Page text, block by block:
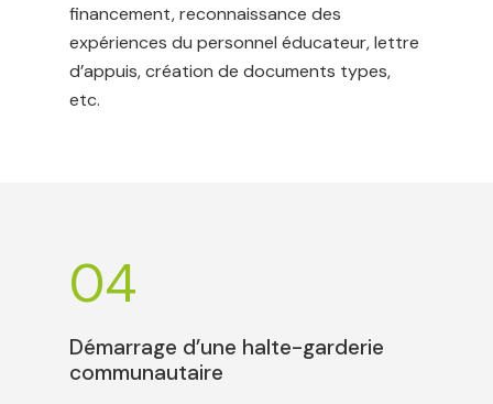
financement, reconnaissance des
expériences du personnel éducateur, lettre
d’appuis, création de documents types,
etc.
04
Démarrage d’une halte-garderie
communautaire